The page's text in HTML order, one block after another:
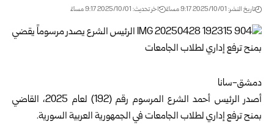
تاريخ النشر: 2025/10/01 9:17 مساءً اخر تحديث: 2025/10/01 9:17 مساءً
دمشق-سانا
أصدر الرئيس أحمد الشرع المرسوم رقم (192) لعام 2025، القاضي
بمنح ترفع إداري لطلاب الجامعات في الجمهورية العربية السورية.